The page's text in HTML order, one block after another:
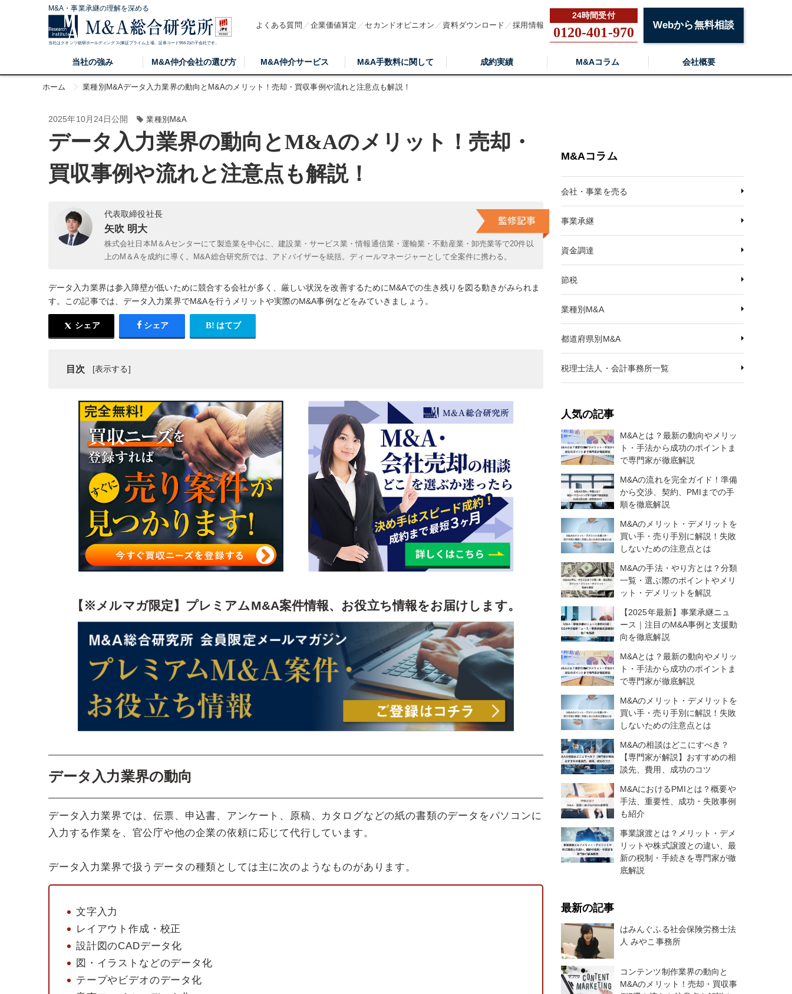
M&A・事業承継の理解を深める
当社はクオンツ総研ホールディングス(東証プライム上場、証券コード9552)の子会社です。
よくある質問 企業価値算定 セカンドオピニオン 資料ダウンロード 採用情報 0120-401-970 Webから無料相談
当社の強み M&A仲介会社の選び方 M&A仲介サービス M&A手数料に関して 成約実績 M&Aコラム 会社概要
ホーム 業種別M&Aデータ入力業界の動向とM&Aのメリット！売却・買収事例や流れと注意点も解説！
2025年10月24日公開 業種別M&A
データ入力業界の動向とM&Aのメリット！売却・
買収事例や流れと注意点も解説！
代表取締役社長
矢吹 明大
株式会社日本M＆Aセンターにて製造業を中心に、建設業・サービス業・情報通信業・運輸業・不動産業・卸売業等で20件以
上のM＆Aを成約に導く。M&A総合研究所では、アドバイザーを統括。ディールマネージャーとして全案件に携わる。
データ入力業界は参入障壁が低いために競合する会社が多く、厳しい状況を改善するためにM&Aでの生き残りを図る動きがみられま
す。この記事では、データ入力業界でM&Aを行うメリットや実際のM&A事例などをみていきましょう。
シェア シェア はてブ
目次
データ入力会社をM&Aで売却するメリット
データ入力業界のM&A・売却・買収事例3選
データ入力会社のM&Aの流れ
データ入力会社でM&Aを行う際の注意点
データ入力会社のM&A・事業譲渡まとめ
【※メルマガ限定】プレミアムM&A案件情報、お役立ち情報をお届けします。
データ入力業界の動向
データ入力業界では、伝票、申込書、アンケート、原稿、カタログなどの紙の書類のデータをパソコンに
入力する作業を、官公庁や他の企業の依頼に応じて代行しています。
データ入力業界で扱うデータの種類としては主に次のようなものがあります。
文字入力
レイアウト作成・校正
設計図のCADデータ化
図・イラストなどのデータ化
テープやビデオのデータ化
M&Aコラム
会社・事業を売る
事業承継
資金調達
節税
業種別M&A
都道府県別M&A
税理士法人・会計事務所一覧
人気の記事
M&Aとは？最新の動向やメリッ
ト・手法から成功のポイントま
で専門家が徹底解説
M&Aの流れを完全ガイド！準備
から交渉、契約、PMIまでの手
順を徹底解説
M&Aのメリット・デメリットを
買い手・売り手別に解説！失敗
しないための注意点とは
M&Aの手法・やり方とは？分類
一覧・選ぶ際のポイントやメリ
ット・デメリットを解説
【2025年最新】事業承継ニュ
ース｜注目のM&A事例と支援動
向を徹底解説
M&Aとは？最新の動向やメリッ
ト・手法から成功のポイントま
で専門家が徹底解説
M&Aのメリット・デメリットを
買い手・売り手別に解説！失敗
しないための注意点とは
M&Aの相談はどこにすべき？
【専門家が解説】おすすめの相
談先、費用、成功のコツ
M&AにおけるPMIとは？概要や
手法、重要性、成功・失敗事例
も紹介
事業譲渡とは？メリット・デメ
リットや株式譲渡との違い、最
新の税制・手続きを専門家が徹
底解説
最新の記事
はみんぐふる社会保険労務士法
人 みやこ事務所
コンテンツ制作業界の動向と
M&Aのメリット！売却・買収事